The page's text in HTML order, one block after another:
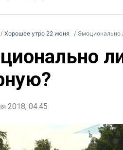
Хорошее утро 22 июня Эмоционально
2018, 04:45